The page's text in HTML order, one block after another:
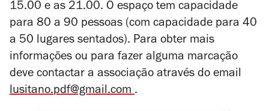
15.00 e as 21.00. O espaço tem capacidade
para 80 a 90 pessoas (com capacidade para 40
a 50 lugares sentados). Para obter mais
informações ou para fazer alguma marcação
deve contactar a associação através do email
lusitano.pdf@gmail.com.